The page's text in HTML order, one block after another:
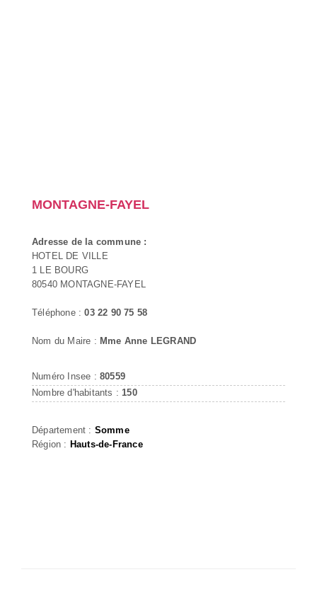
MONTAGNE-FAYEL
Adresse de la commune :
HOTEL DE VILLE
1 LE BOURG
80540 MONTAGNE-FAYEL
Téléphone :03 22 90 75 58
Nom du Maire : Mme Anne LEGRAND
Numéro Insee : 80559
Nombre d'habitants : 150
Département : Somme
Région : Hauts-de-France